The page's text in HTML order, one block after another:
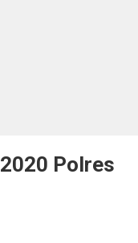
Polres